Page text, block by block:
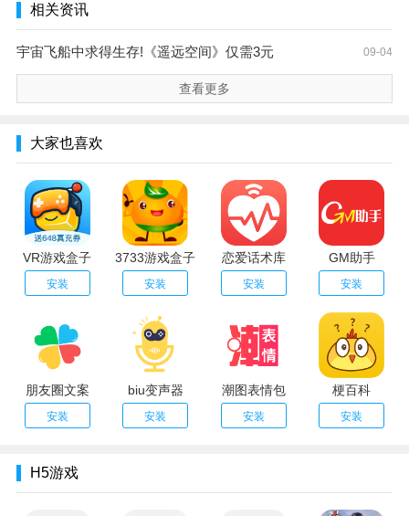
相关资讯
宇宙飞船中求得生存!《遥远空间》仅需3元 09-04
查看更多
大家也喜欢
VR游戏盒子
安装
3733游戏盒子
安装
恋爱话术库
安装
GM助手
安装
朋友圈文案
安装
biu变声器
安装
潮图表情包
安装
梗百科
安装
H5游戏